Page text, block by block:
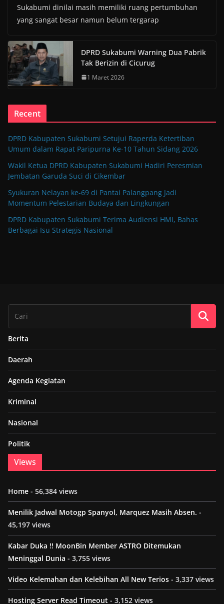
Sukabumi dinilai masih memiliki ruang pertumbuhan
yang sangat besar namun belum tergarap
DPRD Sukabumi Warning Dua Pabrik
Tak Berizin di Cicurug
1 Maret 2026
Recent
DPRD Kabupaten Sukabumi Setujui Raperda Ketertiban
Umum dalam Rapat Paripurna Ke-10 Tahun Sidang 2026
Wakil Ketua DPRD Kabupaten Sukabumi Hadiri Peresmian
Jembatan Garuda Suci di Cikembar
Syukuran Nelayan ke-69 di Pantai Palangpang Jadi
Momentum Pelestarian Budaya dan Lingkungan
DPRD Kabupaten Sukabumi Terima Audiensi HMI, Bahas
Berbagai Isu Strategis Nasional
Berita
Daerah
Agenda Kegiatan
Kriminal
Nasional
Politik
Views
Home - 56,384 views
Menilik Jadwal Motogp Spanyol, Marquez Masih Absen. -
45,197 views
Kabar Duka !! MoonBin Member ASTRO Ditemukan
Meninggal Dunia - 3,755 views
Video Kelemahan dan Kelebihan All New Terios - 3,337 views
Hosting Server Read Timeout - 3,152 views